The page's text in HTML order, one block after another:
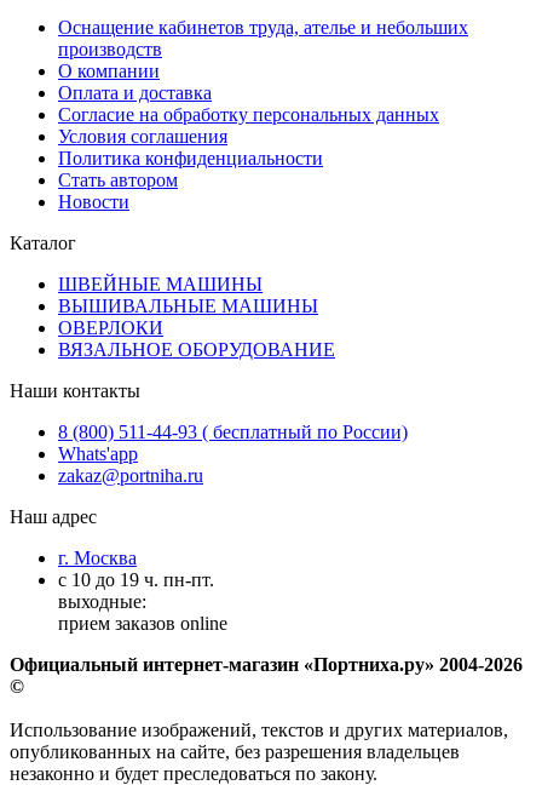
Оснащение кабинетов труда, ателье и небольших
производств
О компании
Оплата и доставка
Согласие на обработку персональных данных
Условия соглашения
Политика конфиденциальности
Стать автором
Новости
Каталог
ШВЕЙНЫЕ МАШИНЫ
ВЫШИВАЛЬНЫЕ МАШИНЫ
ОВЕРЛОКИ
ВЯЗАЛЬНОЕ ОБОРУДОВАНИЕ
Наши контакты
8 (800) 511-44-93 ( бесплатный по России)
Whats'app
zakaz@portniha.ru
Наш адрес
г. Москва
с 10 до 19 ч. пн-пт.
выходные:
прием заказов online
Официальный интернет-магазин «Портниха.ру» 2004-2026
©
Использование изображений, текстов и других материалов,
опубликованных на сайте, без разрешения владельцев
незаконно и будет преследоваться по закону.